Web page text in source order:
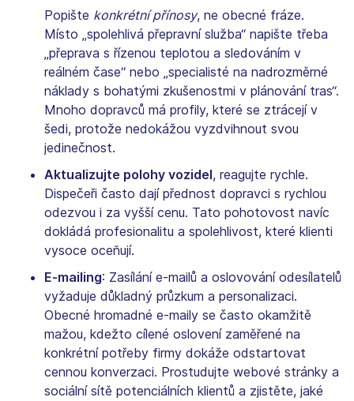
Popište konkrétní přínosy, ne obecné fráze.
Místo „spolehlivá přepravní služba“ napište třeba
„přeprava s řízenou teplotou a sledováním v
reálném čase“ nebo „specialisté na nadrozměrné
náklady s bohatými zkušenostmi v plánování tras“.
Mnoho dopravců má profily, které se ztrácejí v
šedi, protože nedokážou vyzdvihnout svou
jedinečnost.
Aktualizujte polohy vozidel, reagujte rychle.
Dispečeři často dají přednost dopravci s rychlou
odezvou i za vyšší cenu. Tato pohotovost navíc
dokládá profesionalitu a spolehlivost, které klienti
vysoce oceňují.
E-mailing: Zasílání e-mailů a oslovování odesílatelů
vyžaduje důkladný průzkum a personalizaci.
Obecné hromadné e-maily se často okamžitě
mažou, kdežto cílené oslovení zaměřené na
konkrétní potřeby firmy dokáže odstartovat
cennou konverzaci. Prostudujte webové stránky a
sociální sítě potenciálních klientů a zjistěte, jaké